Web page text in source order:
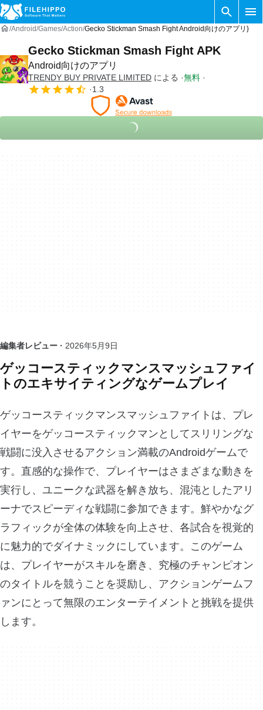
Android Games Action Gecko Stickman Smash Fight Android向けのアプリ}
Gecko Stickman Smash Fight APK
Android向けのアプリ
TRENDY BUY PRIVATE LIMITED による
無料
1.3
編集者レビュー · 2026年5月9日
ゲッコースティックマンスマッシュファイ
トのエキサイティングなゲームプレイ
ゲッコースティックマンスマッシュファイトは、プレ
イヤーをゲッコースティックマンとしてスリリングな
戦闘に没入させるアクション満載のAndroidゲームで
す。直感的な操作で、プレイヤーはさまざまな動きを
実行し、ユニークな武器を解き放ち、混沌としたアリ
ーナでスピーディな戦闘に参加できます。鮮やかなグ
ラフィックが全体の体験を向上させ、各試合を視覚的
に魅力的でダイナミックにしています。このゲーム
は、プレイヤーがスキルを磨き、究極のチャンピオン
のタイトルを競うことを奨励し、アクションゲームフ
ァンにとって無限のエンターテイメントと挑戦を提供
します。